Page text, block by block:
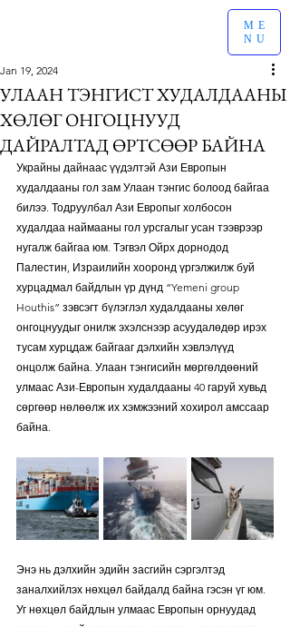
ME
NU
УЛААН ТЭНГИСТ ХУДАЛДААНЫ
ХӨЛӨГ ОНГОЦНУУД
ДАЙРАЛТАД ӨРТСӨӨР БАЙНА
Jan 19, 2024
Украйны дайнаас үүдэлтэй Ази Европын
худалдааны гол зам Улаан тэнгис болоод байгаа
билээ. Тодруулбал Ази Европыг холбосон
худалдаа наймааны гол урсгалыг усан тээврээр
нугалж байгаа юм. Тэгвэл Ойрх дорнодод
Палестин, Израилийн хооронд үргэлжилж буй
хурцадмал байдлын үр дүнд “Yemeni group
Houthis” зэвсэгт бүлэглэл худалдааны хөлөг
онгоцнуудыг онилж эхэлснээр асуудалөдөр ирэх
тусам хурцдаж байгааг дэлхийн хэвлэлүүд
онцолж байна. Улаан тэнгисийн мөргөлдөөний
улмаас Ази-Европын худалдааны 40 гаруй хувьд
сөргөөр нөлөөлж их хэмжээний хохирол амссаар
байна.
Энэ нь дэлхийн эдийн засгийн сэргэлтэд
заналхийлэх нөхцөл байдалд байна гэсэн үг юм.
Уг нөхцөл байдлын улмаас Европын орнуудад